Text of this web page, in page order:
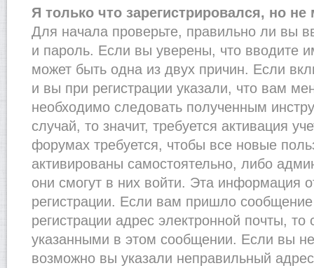
Я только что зарегистрировался, но не
Для начала проверьте, правильно ли вы
и пароль. Если вы уверены, что вводите
может быть одна из двух причин. Если
и вы при регистрации указали, что вам
необходимо следовать полученным
случай, то значит, требуется активация
форумах требуется, чтобы все новые
активированы самостоятельно, либо
они смогут в них войти. Эта информация
регистрации. Если вам пришло
регистрации адрес электронной почты, то
указанными в этом сообщении. Если вы
возможно вы указали неправильный